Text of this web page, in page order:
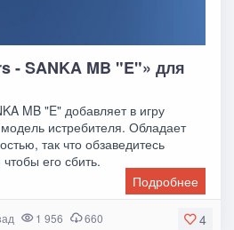
- SANKA MB "E"» для
MB "E" добавляет в игру
истребителя. Обладает
так что обзаведитесь
его сбить.
Подробнее
4
1 956 660